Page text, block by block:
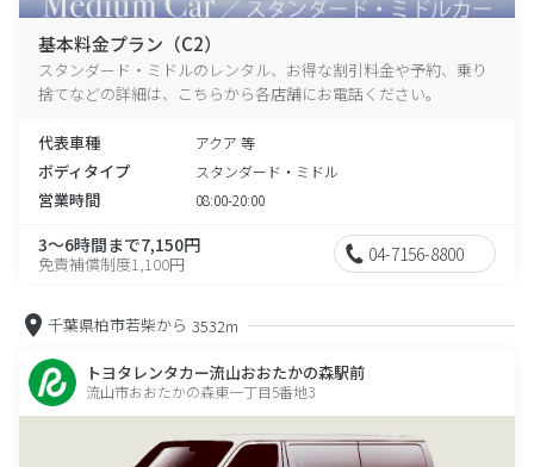
基本料金プラン（C2）
スタンダード・ミドルのレンタル、お得な割引料金や予約、乗り
捨てなどの詳細は、こちらから各店舗にお電話ください。
代表車種 アクア 等
ボディタイプ スタンダード・ミドル
営業時間 08:00-20:00
3～6時間まで7,150円
免責補償制度1,100円 04-7156-8800
千葉県柏市若柴から 3532m
トヨタレンタカー流山おおたかの森駅前
流山市おおたかの森東一丁目5番地3